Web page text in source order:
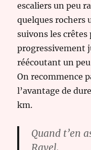
escaliers un peu
quelques rochers
suivons les crêtes
progressivement
réécoutant un
On recommence
l’avantage de
km.
Quand t’en
Ravel.